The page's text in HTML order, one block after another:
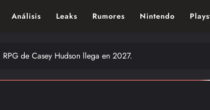
Análisis Leaks Rumores Nintendo
de Casey Hudson llega en 2027.